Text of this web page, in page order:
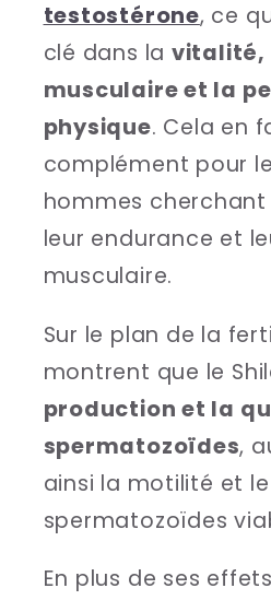
testostérone, ce
clé dans la vitalité,
musculaire et la
physique. Cela en
complément pour
hommes
leur endurance et
musculaire.
Sur le plan de la
montrent que le
production et la
spermatozoïdes,
ainsi la motilité et
spermatozoïdes
En plus de ses